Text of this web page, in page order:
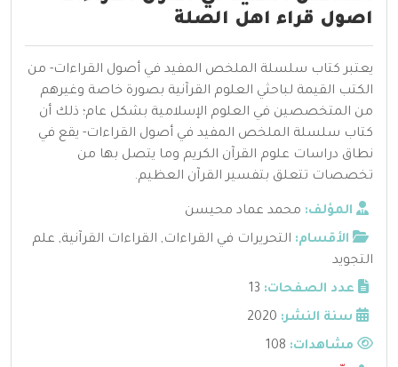
اصول قراء اهل الصلة
يعتبر كتاب سلسلة الملخص المفيد في أصول القراءات- من
الكتب القيمة لباحثي العلوم القرآنية بصورة خاصة وغيرهم
من المتخصصين في العلوم الإسلامية بشكل عام؛ ذلك أن
كتاب سلسلة الملخص المفيد في أصول القراءات- يقع في
نطاق دراسات علوم القرآن الكريم وما يتصل بها من
تخصصات تتعلق بتفسير القرآن العظيم.
المؤلف: محمد عماد محيسن
الأقسام: التحريرات في القراءات, القراءات القرآنية, علم
التجويد
عدد الصفحات: 13
سنة النشر: 2020
مشاهدات: